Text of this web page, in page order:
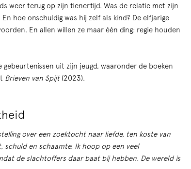
weer terug op zijn tienertijd. Was de relatie met zijn
hoe onschuldig was hij zelf als kind? De elfjarige
En allen willen ze maar één ding: regie houden
uit zijn jeugd, waaronder de boeken
Brieven van Spijt(2023).
over een zoektocht naar liefde, ten koste van
schuld en schaamte. Ik hoop op een veel
de slachtoffers daar baat bij hebben. De wereld is